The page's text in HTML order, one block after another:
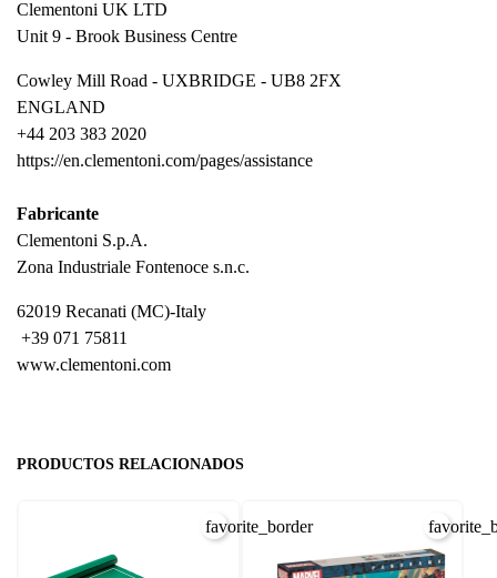
Clementoni UK LTD
Unit 9 - Brook Business Centre
Cowley Mill Road - UXBRIDGE - UB8 2FX
ENGLAND
+44 203 383 2020
https://en.clementoni.com/pages/assistance
Fabricante
Clementoni S.p.A.
Zona Industriale Fontenoce s.n.c.
62019 Recanati (MC)-Italy
+39 071 75811
www.clementoni.com
PRODUCTOS RELACIONADOS
favorite_border